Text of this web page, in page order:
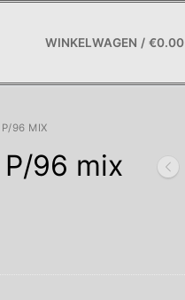
WINKELWAGEN / €0.00
96 MIX
96 mix